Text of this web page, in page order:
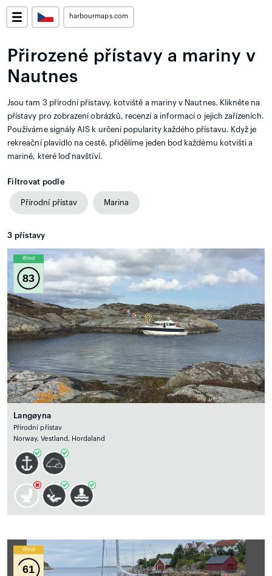
harbourmaps.com
Přirozené přístavy a mariny v
Nautnes
Jsou tam 3 přírodní přístavy, kotviště a mariny v Nautnes. Klikněte na
přístavy pro zobrazení obrázků, recenzí a informací o jejich zařízeních.
Používáme signály AIS k určení popularity každého přístavu. Když je
rekreační plavidlo na cestě, přidělíme jeden bod každému kotvišti a
marině, které loď navštíví.
Filtrovat podle
Přírodní přístav Marina
3 přístavy
Wind
83
Langøyna
Přírodní přístav
Norway, Vestland, Hordaland
Wind
61